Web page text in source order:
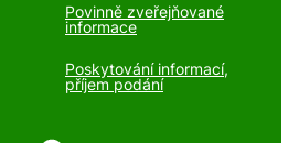
Povinně zveřejňované
informace
Poskytování informací,
příjem podání